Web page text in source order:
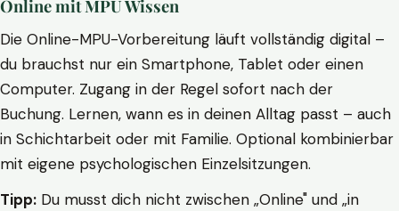
Online mit MPU Wissen
Die Online-MPU-Vorbereitung läuft vollständig digital –
du brauchst nur ein Smartphone, Tablet oder einen
Computer. Zugang in der Regel sofort nach der
Buchung. Lernen, wann es in deinen Alltag passt – auch
in Schichtarbeit oder mit Familie. Optional kombinierbar
mit eigene psychologischen Einzelsitzungen.
Tipp: Du musst dich nicht zwischen „Online" und „in